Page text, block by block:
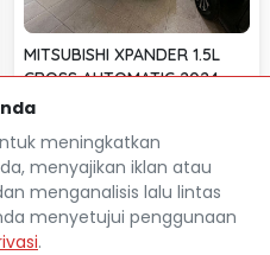
MITSUBISHI XPANDER 1.5L
CROSS AUTOMATIC 2024
TDP
Cicilan
Rp 6.883.700
25.878 Km
location_onJakarta Pusat
meningkatkan
menyajikan iklan atau
menganalisis lalu lintas
menyetujui penggunaan
.